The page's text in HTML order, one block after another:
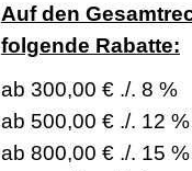
Auf den
folgende Rabatte:
ab 300,00 € ./. 8 %
ab 500,00 € ./. 12 %
ab 800,00 € ./. 15